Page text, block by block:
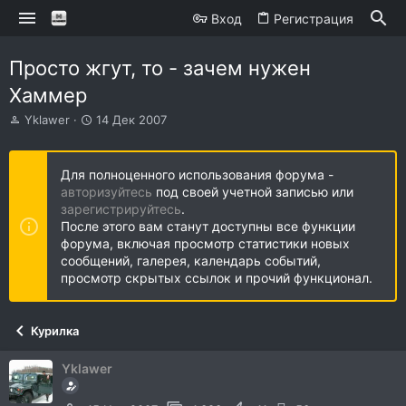
Вход Регистрация
Просто жгут, то - зачем нужен
Хаммер
А
т
е
м
Yklawer
Д
т
н
а
ч
а
л
а
14 Дек 2007
Для полноценного использования форума -
авторизуйтесь под своей учетной записью или
зарегистрируйтесь.
После этого вам станут доступны все функции
форума, включая просмотр статистики новых
сообщений, галерея, календарь событий,
просмотр скрытых ссылок и прочий функционал.
Курилка
Yklawer